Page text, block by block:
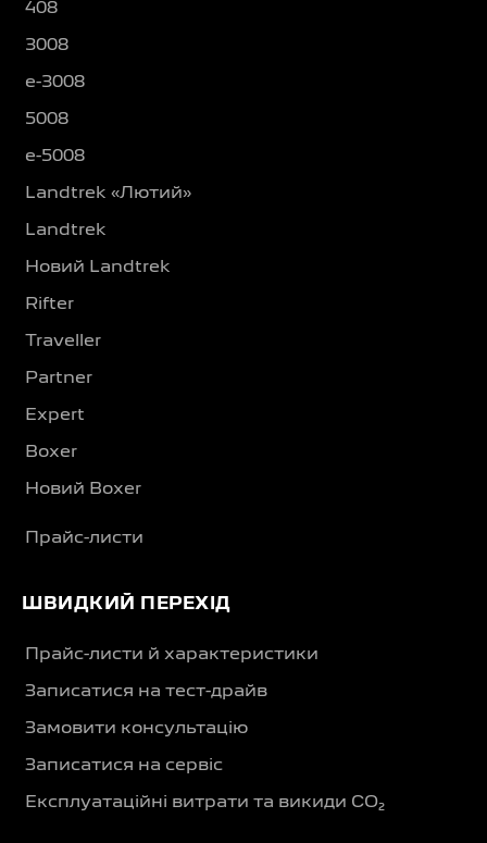
408
3008
e-3008
5008
e-5008
Landtrek «Лютий»
Landtrek
Новий Landtrek
Rifter
Traveller
Partner
Expert
Boxer
Новий Boxer
Прайс-листи
ШВИДКИЙ ПЕРЕХІД
Прайс-листи й характеристики
Записатися на тест-драйв
Замовити консультацію
Записатися на сервіс
Експлуатаційні витрати та викиди CO₂